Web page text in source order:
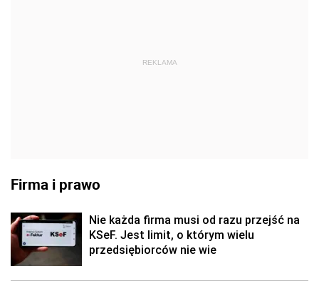
REKLAMA
Firma i prawo
Nie każda firma musi od razu przejść na
KSeF. Jest limit, o którym wielu
przedsiębiorców nie wie